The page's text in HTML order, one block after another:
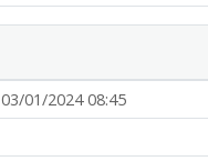
03/01/2024 08:45